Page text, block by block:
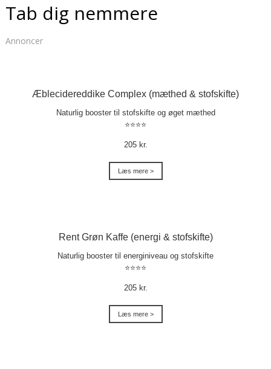
Tab dig nemmere
Annoncer
Æblecidereddike Complex (mæthed & stofskifte)
Naturlig booster til stofskifte og øget mæthed
⭐⭐⭐⭐
205 kr.
Læs mere >
Rent Grøn Kaffe (energi & stofskifte)
Naturlig booster til energiniveau og stofskifte
⭐⭐⭐⭐
205 kr.
Læs mere >